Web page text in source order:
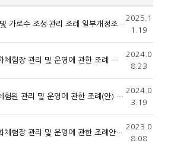
영덕군 도시숲 및 가로수 조성·관리 조례 일부개정조례 입법예고
2025.1
1.19
영덕군 목재문화체험장 관리 및 운영에 관한 조례 일부개정 조례안 입법예고
2024.0
8.23
영덕군 유아숲체험원 관리 및 운영에 관한 조례(안) 입법예고
2024.0
3.19
영덕군 목재문화체험장 관리 및 운영에 관한 조례안 입법예고
2023.0
8.08